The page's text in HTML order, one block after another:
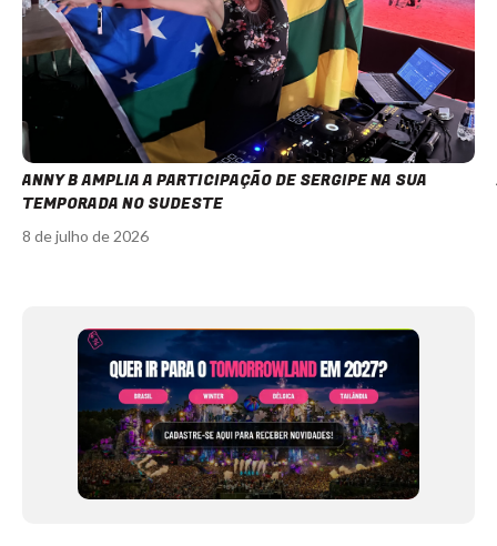
ANNY B AMPLIA A PARTICIPAÇÃO DE SERGIPE NA SUA
TEMPORADA NO SUDESTE
8 de julho de 2026